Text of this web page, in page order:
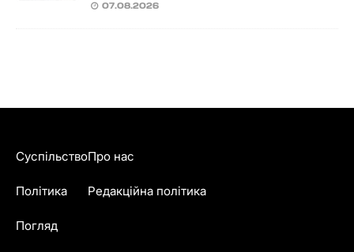
07.08.2026
Суспільство
Політика
Погляд
Про нас
Редакційна політика